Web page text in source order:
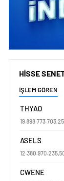
HİSSE
İŞLEM GÖREN
THYAO
19.898.773.703,25
ASELS
CWENE